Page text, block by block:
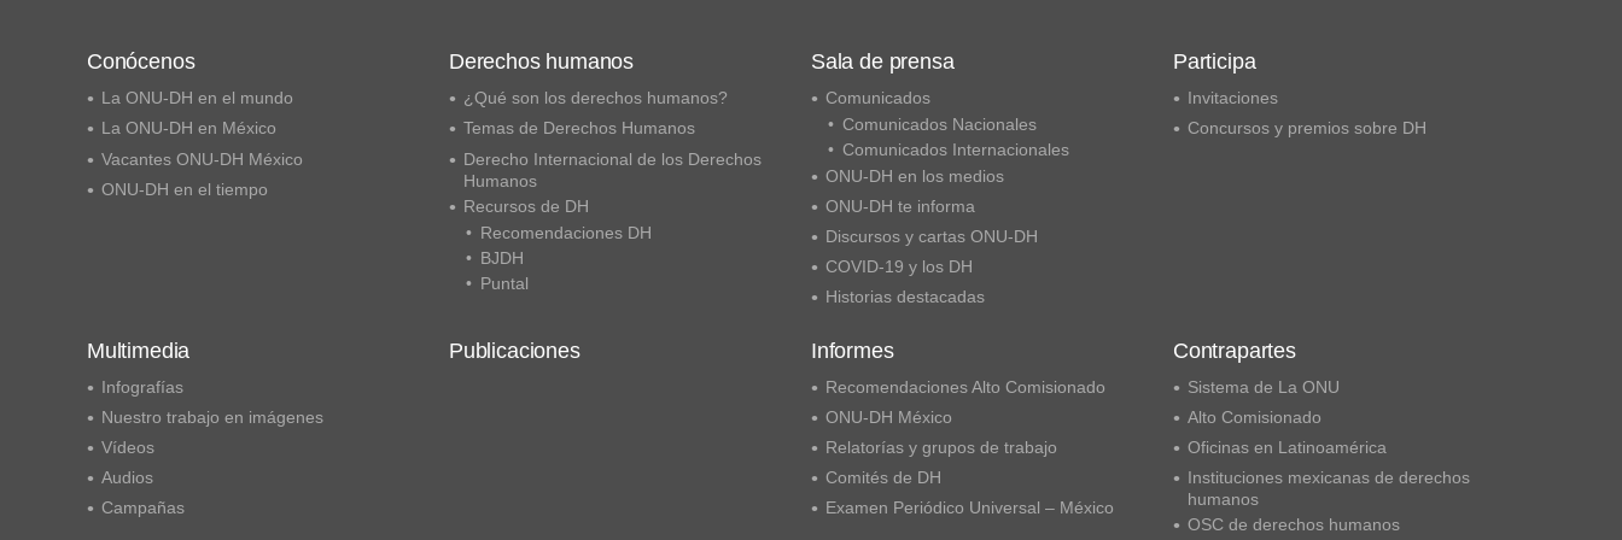
Conócenos
La ONU-DH en el mundo
La ONU-DH en México
Vacantes ONU-DH México
ONU-DH en el tiempo
Derechos humanos
¿Qué son los derechos humanos?
Temas de Derechos Humanos
Derecho Internacional de los Derechos
Humanos
Recursos de DH
Recomendaciones DH
BJDH
Puntal
Sala de prensa
Comunicados
Comunicados Nacionales
Comunicados Internacionales
ONU-DH en los medios
ONU-DH te informa
Discursos y cartas ONU-DH
COVID-19 y los DH
Historias destacadas
Participa
Invitaciones
Concursos y premios sobre DH
Multimedia
Infografías
Nuestro trabajo en imágenes
Vídeos
Audios
Campañas
Publicaciones Informes
Recomendaciones Alto Comisionado
ONU-DH México
Relatorías y grupos de trabajo
Comités de DH
Examen Periódico Universal – México
Contrapartes
Sistema de La ONU
Alto Comisionado
Oficinas en Latinoamérica
Instituciones mexicanas de derechos
humanos
OSC de derechos humanos